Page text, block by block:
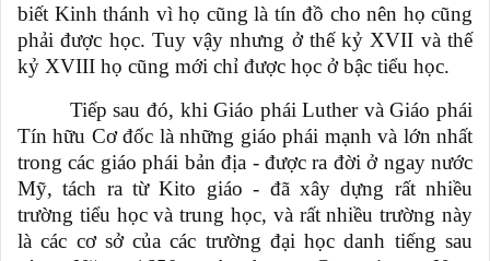
biết Kinh thánh vì họ cũng là tín đồ cho nên họ cũng
phải được học. Tuy vậy nhưng ở thế kỷ XVII và thế
kỷ XVIII họ cũng mới chỉ được học ở bậc tiểu học.
Tiếp sau đó, khi Giáo phái Luther và Giáo phái
Tín hữu Cơ đốc là những giáo phái mạnh và lớn nhất
trong các giáo phái bản địa - được ra đời ở ngay nước
Mỹ, tách ra từ Kito giáo - đã xây dựng rất nhiều
trường tiểu học và trung học, và rất nhiều trường này
là các cơ sở của các trường đại học danh tiếng sau